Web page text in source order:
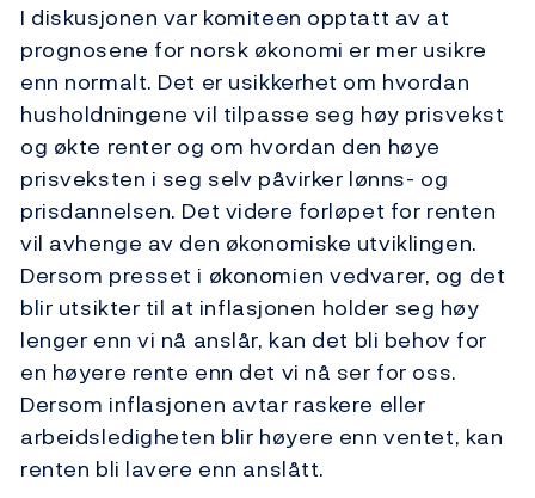
I diskusjonen var komiteen opptatt av at
prognosene for norsk økonomi er mer usikre
enn normalt. Det er usikkerhet om hvordan
husholdningene vil tilpasse seg høy prisvekst
og økte renter og om hvordan den høye
prisveksten i seg selv påvirker lønns- og
prisdannelsen. Det videre forløpet for renten
vil avhenge av den økonomiske utviklingen.
Dersom presset i økonomien vedvarer, og det
blir utsikter til at inflasjonen holder seg høy
lenger enn vi nå anslår, kan det bli behov for
en høyere rente enn det vi nå ser for oss.
Dersom inflasjonen avtar raskere eller
arbeidsledigheten blir høyere enn ventet, kan
renten bli lavere enn anslått.